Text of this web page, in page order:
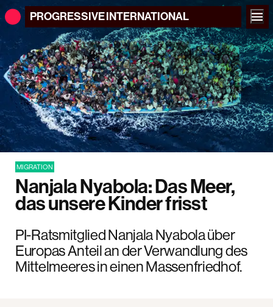
PROGRESSIVEINTERNATIONAL
MIGRATION
Nanjala Nyabola: Das Meer,
das unsere Kinder frisst
PI-Ratsmitglied Nanjala Nyabola über
Europas Anteil an der Verwandlung des
Mittelmeeres in einen Massenfriedhof.